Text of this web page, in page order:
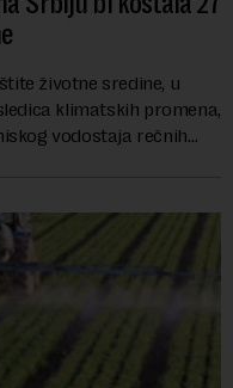
životne sredine, u
klimatskih promena,
vodostaja rečnih